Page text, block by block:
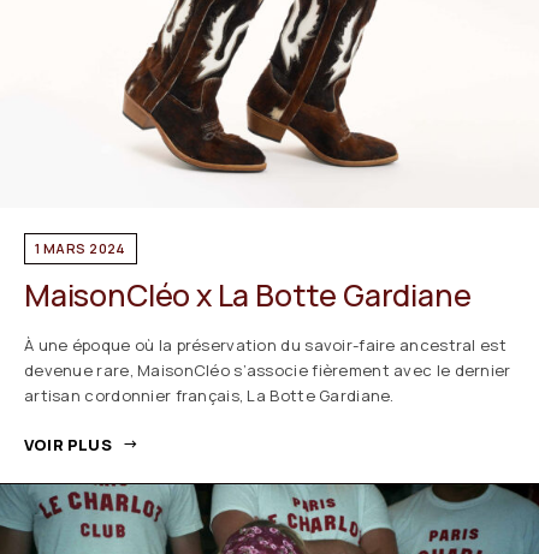
1 MARS 2024
MaisonCléo x La Botte Gardiane
À une époque où la préservation du savoir-faire ancestral est
devenue rare, MaisonCléo s’associe fièrement avec le dernier
artisan cordonnier français, La Botte Gardiane.
VOIR PLUS